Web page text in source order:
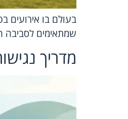
בעולם בו אירועים
שמתאימים לסביבה
מדריך